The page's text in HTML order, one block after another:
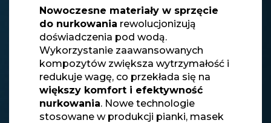
Nowoczesne materiały w sprzęcie
do nurkowania rewolucjonizują
doświadczenia pod wodą.
Wykorzystanie zaawansowanych
kompozytów zwiększa wytrzymałość i
redukuje wagę, co przekłada się na
większy komfort i efektywność
nurkowania. Nowe technologie
stosowane w produkcji pianki, masek